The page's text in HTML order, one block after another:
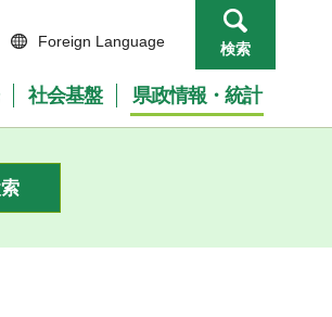
Foreign Language 検索
社会基盤 県政情報・統計